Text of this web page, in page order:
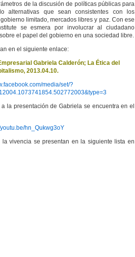
de la discusión de políticas públicas para
alternativas que sean consistentes con los
limitado, mercados libres y paz. Con ese
se esmera por involucrar al ciudadano
el papel del gobierno en una sociedad libre.
en el siguiente enlace:
Gabriela Calderón; La Ética del
2013.04.10.
media/set/?
la presentación de Gabriela se encuentra en el
hn_Qukwg3oY
vivencia se presentan en la siguiente lista en